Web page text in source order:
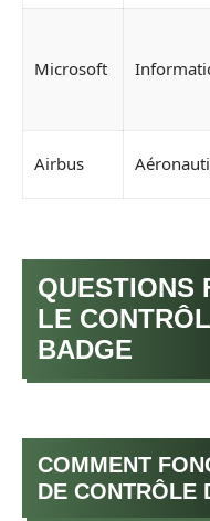
Microsoft
Airbus
QUESTIONS
LE
BADGE
COMMENT
DE CONTRÔLE